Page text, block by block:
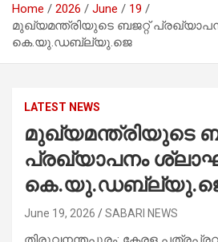
Home 2026 June
19
മുഖ്യമന്ത്രിയുടെ ബജറ്റ്​​
കെ.യു.ഡബ്ല്യു.ജെ
LATEST NEWS
മുഖ്യമന്ത്രിയുടെ
പ്രഖ്യാപനം
June 19, 2026 SABARI NEWS